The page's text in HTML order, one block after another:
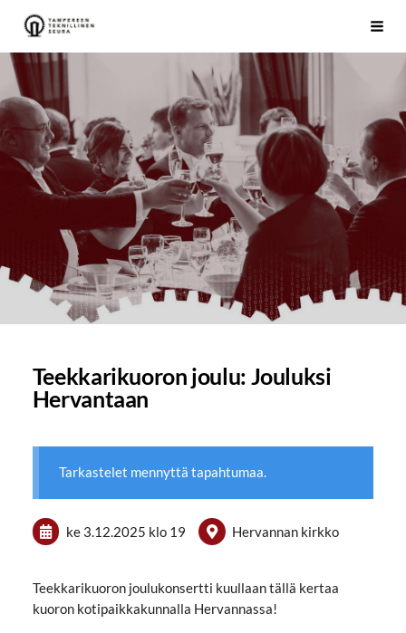
Siirry
sivun
sisältöön
Tampereen Teknillinen Seura ry
Teekkarikuoron joulu: Jouluksi
Hervantaan
Tarkastelet mennyttä tapahtumaa.
ke 3.12.2025 klo 19 Hervannan kirkko
Teekkarikuoron joulukonsertti kuullaan tällä kertaa
kuoron kotipaikkakunnalla Hervannassa!